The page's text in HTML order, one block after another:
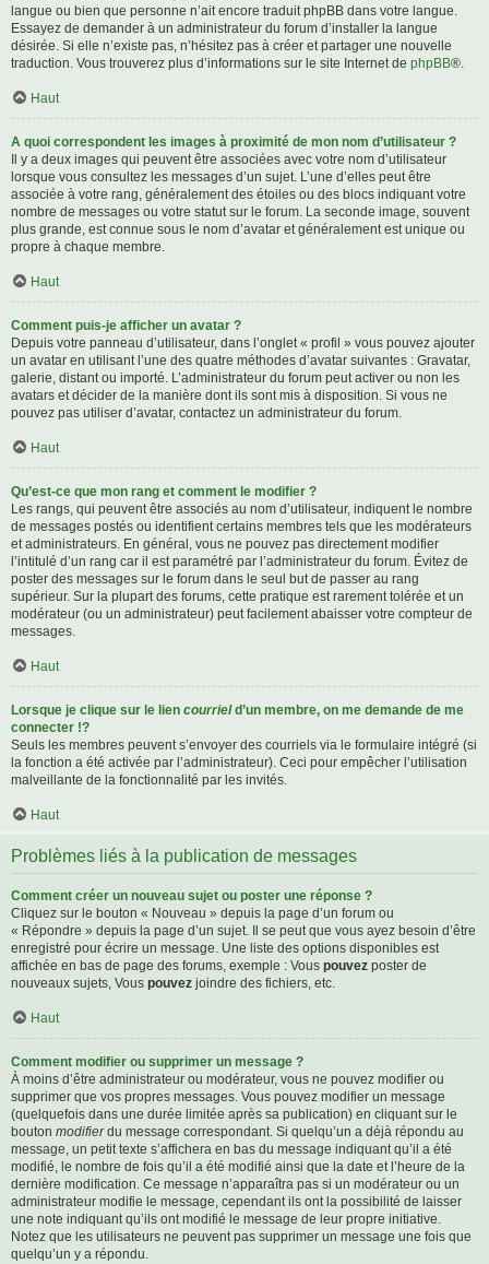
langue ou bien que personne n’ait encore traduit phpBB dans votre langue.
Essayez de demander à un administrateur du forum d’installer la langue
désirée. Si elle n’existe pas, n’hésitez pas à créer et partager une nouvelle
traduction. Vous trouverez plus d’informations sur le site Internet de phpBB®.
Haut
A quoi correspondent les images à proximité de mon nom d’utilisateur ?
Il y a deux images qui peuvent être associées avec votre nom d’utilisateur
lorsque vous consultez les messages d’un sujet. L’une d’elles peut être
associée à votre rang, généralement des étoiles ou des blocs indiquant votre
nombre de messages ou votre statut sur le forum. La seconde image, souvent
plus grande, est connue sous le nom d’avatar et généralement est unique ou
propre à chaque membre.
Haut
Comment puis-je afficher un avatar ?
Depuis votre panneau d’utilisateur, dans l’onglet « profil » vous pouvez ajouter
un avatar en utilisant l’une des quatre méthodes d’avatar suivantes : Gravatar,
galerie, distant ou importé. L’administrateur du forum peut activer ou non les
avatars et décider de la manière dont ils sont mis à disposition. Si vous ne
pouvez pas utiliser d’avatar, contactez un administrateur du forum.
Haut
Qu’est-ce que mon rang et comment le modifier ?
Les rangs, qui peuvent être associés au nom d’utilisateur, indiquent le nombre
de messages postés ou identifient certains membres tels que les modérateurs
et administrateurs. En général, vous ne pouvez pas directement modifier
l’intitulé d’un rang car il est paramétré par l’administrateur du forum. Évitez de
poster des messages sur le forum dans le seul but de passer au rang
supérieur. Sur la plupart des forums, cette pratique est rarement tolérée et un
modérateur (ou un administrateur) peut facilement abaisser votre compteur de
messages.
Haut
Lorsque je clique sur le lien courrield’un membre, on me demande de me
connecter !?
Seuls les membres peuvent s’envoyer des courriels via le formulaire intégré (si
la fonction a été activée par l’administrateur). Ceci pour empêcher l’utilisation
malveillante de la fonctionnalité par les invités.
Haut
Problèmes liés à la publication de messages
Comment créer un nouveau sujet ou poster une réponse ?
Cliquez sur le bouton « Nouveau » depuis la page d’un forum ou
« Répondre » depuis la page d’un sujet. Il se peut que vous ayez besoin d’être
enregistré pour écrire un message. Une liste des options disponibles est
affichée en bas de page des forums, exemple : Vous pouvez poster de
nouveaux sujets, Vous pouvez joindre des fichiers, etc.
Haut
Comment modifier ou supprimer un message ?
À moins d’être administrateur ou modérateur, vous ne pouvez modifier ou
supprimer que vos propres messages. Vous pouvez modifier un message
(quelquefois dans une durée limitée après sa publication) en cliquant sur le
bouton modifierdu message correspondant. Si quelqu’un a déjà répondu au
message, un petit texte s’affichera en bas du message indiquant qu’il a été
modifié, le nombre de fois qu’il a été modifié ainsi que la date et l’heure de la
dernière modification. Ce message n’apparaîtra pas si un modérateur ou un
administrateur modifie le message, cependant ils ont la possibilité de laisser
une note indiquant qu’ils ont modifié le message de leur propre initiative.
Notez que les utilisateurs ne peuvent pas supprimer un message une fois que
quelqu’un y a répondu.